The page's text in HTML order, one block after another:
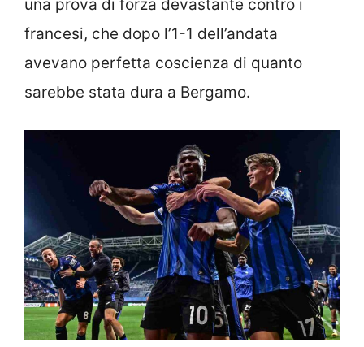
una prova di forza devastante contro i
francesi, che dopo l’1-1 dell’andata
avevano perfetta coscienza di quanto
sarebbe stata dura a Bergamo.